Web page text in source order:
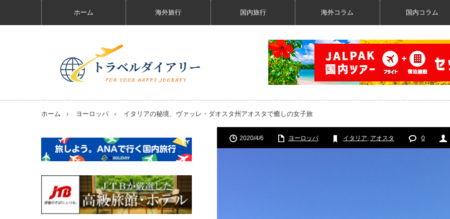
ホーム 海外旅行 国内旅行 海外コラム 国内コラム
ホーム ヨーロッパ イタリアの秘境、ヴァッレ・ダオスタ州アオスタで癒しの女子旅
2020/4/6 ヨーロッパ イタリア, アオスタ 0